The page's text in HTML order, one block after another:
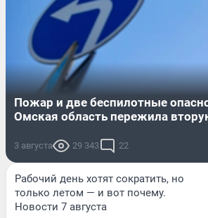
Пожар и две беспилотные
Омская область пережила
3 августа 29 343 22
Рабочий день хотят сократить, но
только летом — и вот почему.
Новости 7 августа